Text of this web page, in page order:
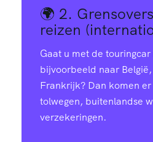
🌍 2.
reizen
Gaat u met de
bijvoorbeeld naar
Frankrijk? Dan komen
tolwegen, buitenlandse
verzekeringen.